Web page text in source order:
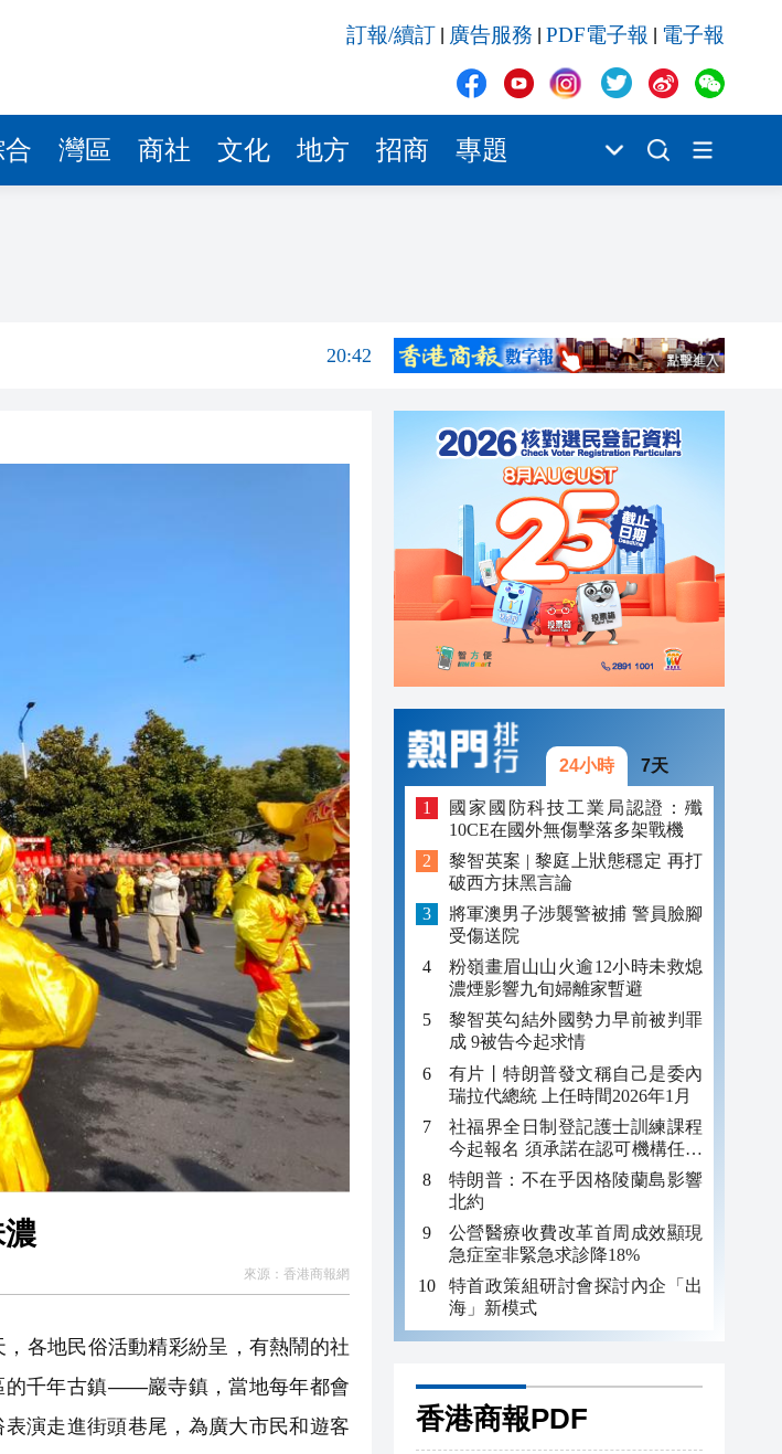
訂報/續訂 廣告服務 PDF電子報 電子報
灣區 商社 文化 地方 招商 專題
20:41
20:39
自主選擇合作夥伴
20:42
現代
20:41
億
20:40
20:39
章
20:34
自主選擇合作夥伴
20:31
來源： 香港商報網
各地民俗活動精彩紛呈，有熱鬧的社
的千年古鎮——巖寺鎮，當地每年都會
演走進街頭巷尾，為廣大市民和遊客
24小時 7天
國家國防科技工業局認證：殲
10CE在國外無傷擊落多架戰機
黎智英案 | 黎庭上狀態穩定 再打
破西方抹黑言論
將軍澳男子涉襲警被捕 警員臉腳
受傷送院
粉嶺畫眉山山火逾12小時未救熄
濃煙影響九旬婦離家暫避
黎智英勾結外國勢力早前被判罪
成 9被告今起求情
有片丨特朗普發文稱自己是委內
瑞拉代總統 上任時間2026年1月
社福界全日制登記護士訓練課程
今起報名 須承諾在認可機構任職
至少三年
特朗普：不在乎因格陵蘭島影響
北約
公營醫療收費改革首周成效顯現
急症室非緊急求診降18%
特首政策組研討會探討內企「出
海」新模式
香港商報PDF